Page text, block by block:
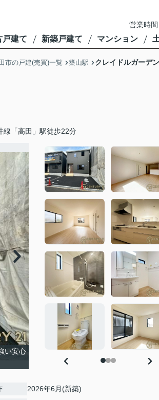
営業時
戸建て 新築戸建て マンション
市の戸建(売買)一覧 築山駅 クレイドルガーデ
線「高田」駅徒歩22分
い安心
2026年6月(新築)